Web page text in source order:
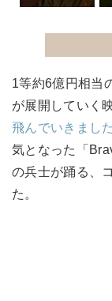
1等約6億円相当
が展開していく
飛んでいきました
気となった「
の兵士が踊る、
た。